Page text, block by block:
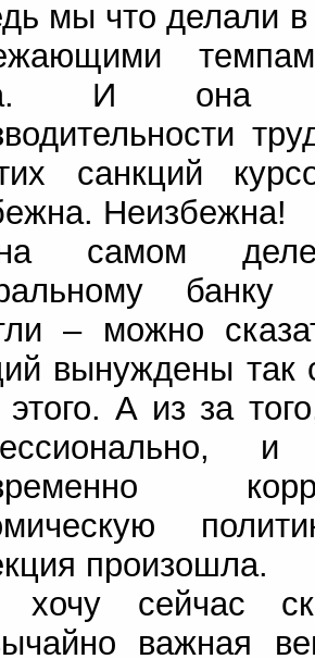
мы что делали
И она
санкций
Неизбежна!
самом деле
банку
– можно
вынуждены так
этого. А из за
и
произошла.
сейчас
важная